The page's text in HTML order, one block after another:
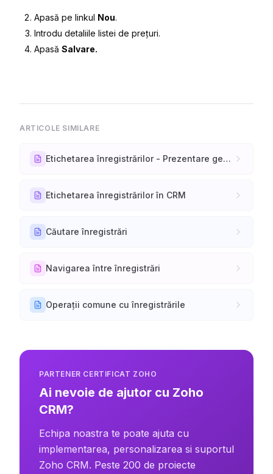
Apasă pe linkul Nou.
Introdu detaliile listei de prețuri.
Apasă Salvare.
ARTICOLE SIMILARE
Etichetarea înregistrărilor - Prezentare generală
Etichetarea înregistrărilor în CRM
Căutare înregistrări
Navigarea între înregistrări
Operații comune cu înregistrările
PARTENER CERTIFICAT ZOHO
Ai nevoie de ajutor cu Zoho
CRM?
Echipa noastra te poate ajuta cu
implementarea, personalizarea si suportul
Zoho CRM. Peste 200 de proiecte